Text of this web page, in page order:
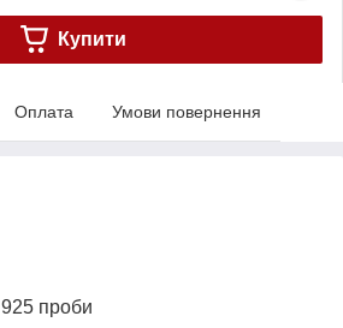
Купити
Оплата Умови повернення
925 проби